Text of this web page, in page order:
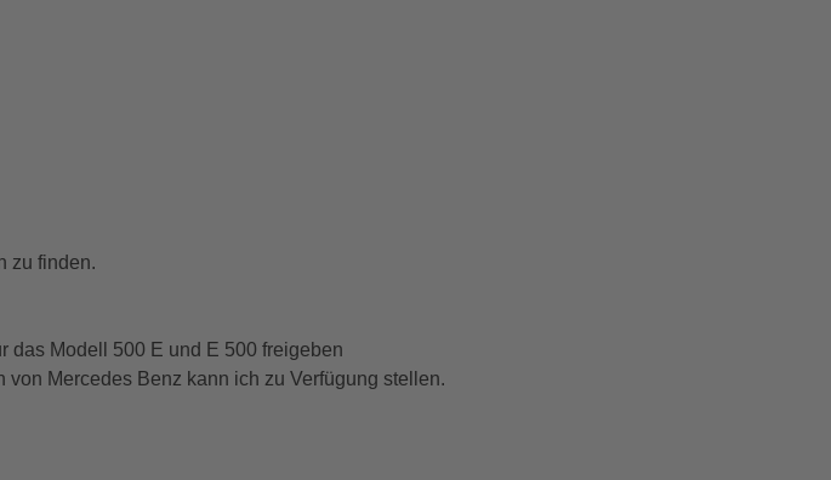
zu finden.
das Modell 500 E und E 500 freigeben
Mercedes Benz kann ich zu Verfügung stellen.